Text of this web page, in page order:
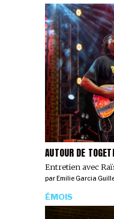
AUTOUR DE
Entretien avec
parEmilie Garcia
ÉMOIS